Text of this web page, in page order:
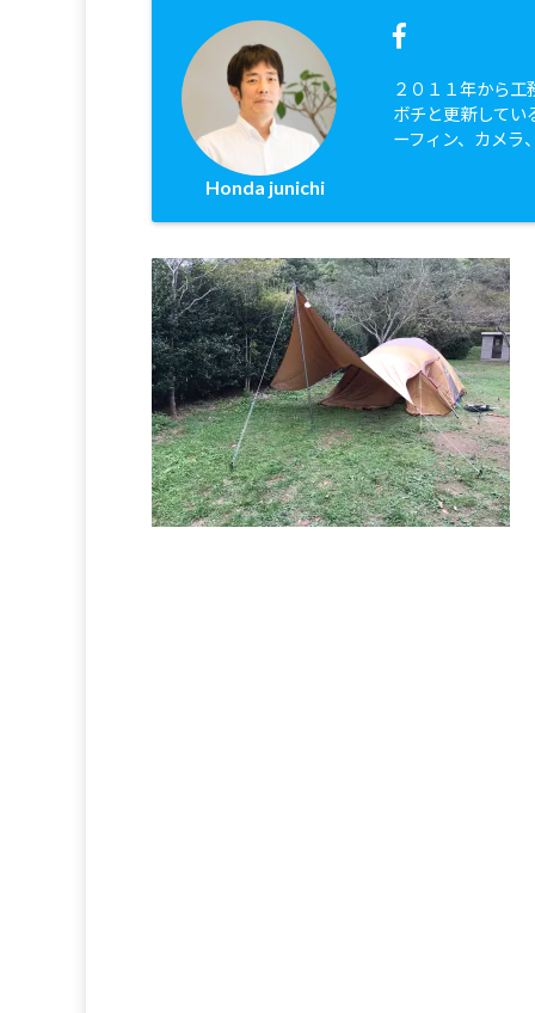
Honda junichi
２０１１年から工
ボチと更新してい
ーフィン、カメラ